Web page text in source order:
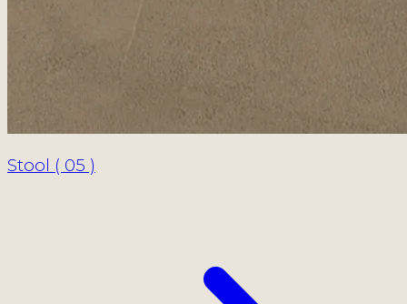
Stool ( 05 )